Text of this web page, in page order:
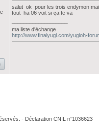
salut ok pour les trois endymon
tout ha 06 voit si ça te va
ma liste d'échange
http://www.finalyugi.com/yugioh-
- Déclaration CNIL n°1036623